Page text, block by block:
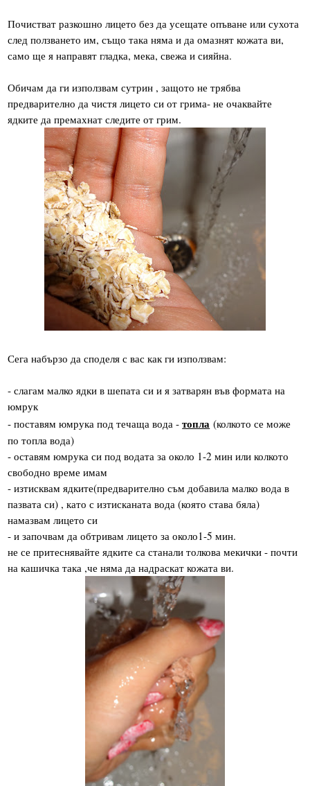
Почистват разкошно лицето без да усещате опъване или сухота
след ползването им, също така няма и да омазнят кожата ви,
само ще я направят гладка, мека, свежа и сияйна.
Обичам да ги използвам сутрин , защото не трябва
предварително да чистя лицето си от грима- не очаквайте
ядките да премахнат следите от грим.
Сега набързо да споделя с вас как ги използвам:
- слагам малко ядки в шепата си и я затварян във формата на
юмрук
- поставям юмрука под течаща вода -топла (колкото се може
по топла вода)
- оставям юмрука си под водата за около 1-2 мин или колкото
свободно време имам
- изтисквам ядките(предварително съм добавила малко вода в
пазвата си) , като с изтисканата вода (която става бяла)
намазвам лицето си
- и започвам да обтривам лицето за около1-5 мин.
не се притеснявайте ядките са станали толкова мекички - почти
на кашичка така ,че няма да надраскат кожата ви.